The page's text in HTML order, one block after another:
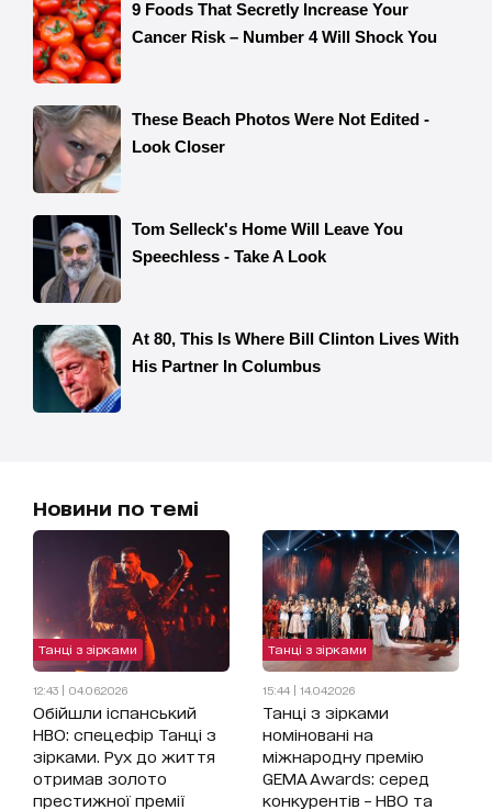
Новини по темі
Танці з зірками
12:43 | 04.06.2026
Обійшли іспанський
HBO: спецефір Танці з
зірками. Рух до життя
отримав золото
престижної премії
Танці з зірками
15:44 | 14.04.2026
Танці з зірками
номіновані на
міжнародну премію
GEMA Awards: серед
конкурентів – HBO та